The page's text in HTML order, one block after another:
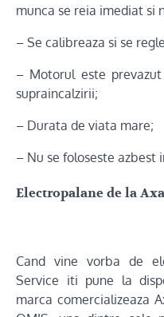
munca se reia imediat si
– Se calibreaza si se
– Motorul este
supraincalzirii;
– Durata de viata mare;
– Nu se foloseste azbest
Electropalane de la
Cand vine vorba de
Service iti pune la
marca comercializeaza